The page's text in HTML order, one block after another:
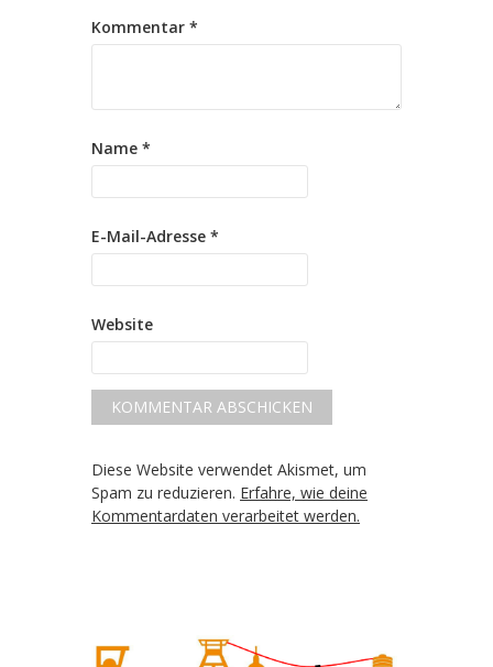
Kommentar *
Name *
E-Mail-Adresse *
Website
Diese Website verwendet Akismet, um
Spam zu reduzieren. Erfahre, wie deine
Kommentardaten verarbeitet werden.